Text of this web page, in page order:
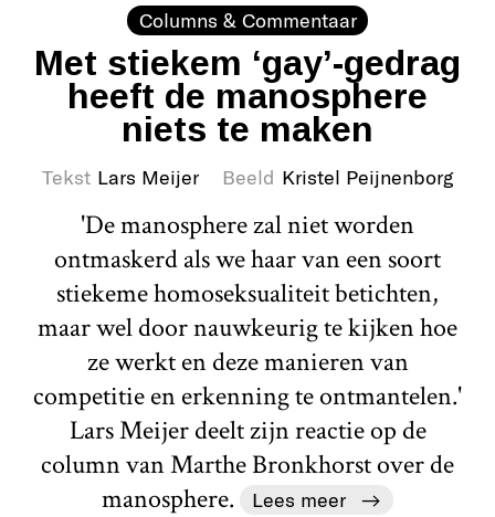
Columns & Commentaar
Met stiekem ‘gay’-gedrag
heeft de manosphere
niets te maken
Tekst Lars Meijer Beeld Kristel Peijnenborg
'De manosphere zal niet worden
ontmaskerd als we haar van een soort
stiekeme homoseksualiteit betichten,
maar wel door nauwkeurig te kijken hoe
ze werkt en deze manieren van
competitie en erkenning te ontmantelen.'
Lars Meijer deelt zijn reactie op de
column van Marthe Bronkhorst over de
manosphere.
Lees meer